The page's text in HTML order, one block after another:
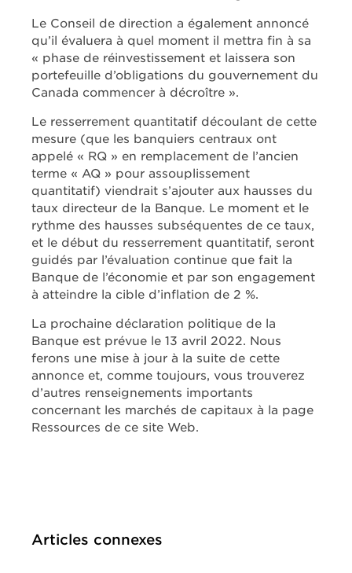
Le Conseil de direction a également annoncé
qu’il évaluera à quel moment il mettra fin à sa
« phase de réinvestissement et laissera son
portefeuille d’obligations du gouvernement du
Canada commencer à décroître ».
Le resserrement quantitatif découlant de cette
mesure (que les banquiers centraux ont
appelé « RQ » en remplacement de l’ancien
terme « AQ » pour assouplissement
quantitatif) viendrait s’ajouter aux hausses du
taux directeur de la Banque. Le moment et le
rythme des hausses subséquentes de ce taux,
et le début du resserrement quantitatif, seront
guidés par l’évaluation continue que fait la
Banque de l’économie et par son engagement
à atteindre la cible d’inflation de 2 %.
La prochaine déclaration politique de la
Banque est prévue le 13 avril 2022. Nous
ferons une mise à jour à la suite de cette
annonce et, comme toujours, vous trouverez
d’autres renseignements importants
concernant les marchés de capitaux à la page
Ressources de ce site Web.
Articles connexes